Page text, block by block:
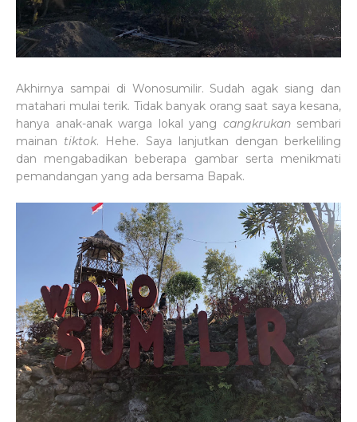
Akhirnya sampai di Wonosumilir. Sudah agak siang dan
matahari mulai terik. Tidak banyak orang saat saya kesana,
hanya anak-anak warga lokal yang cangkrukansembari
mainan tiktok. Hehe. Saya lanjutkan dengan berkeliling
dan mengabadikan beberapa gambar serta menikmati
pemandangan yang ada bersama Bapak.